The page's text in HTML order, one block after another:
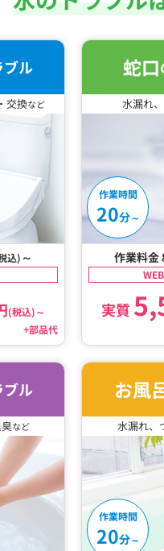
ブル
交換など
込) ～
(税込)～
+部品代
蛇口
水漏れ
作業時間
20分～
作業料金
実質
ル
など
お風
水漏れ、
作業時間
20分～